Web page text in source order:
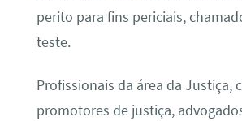
perito para fins periciais,
teste.
Profissionais da área da Justiça,
promotores de justiça,